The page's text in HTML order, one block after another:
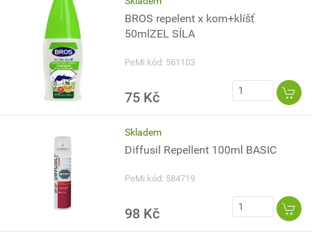
BROS repelent x kom+klíšť
50mlZEL SÍLA
PeMi kód: 561103
75 Kč
Skladem
Diffusil Repellent 100ml BASIC
PeMi kód: 584719
98 Kč